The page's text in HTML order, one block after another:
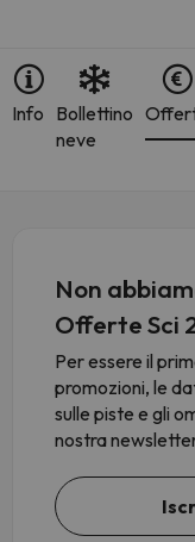
Info Bollettino
neve
Non
Offerte Sci
Per essere il
promozioni, le
sulle piste e gli
nostra